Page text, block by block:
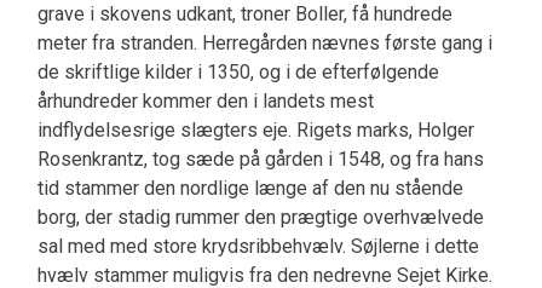
grave i skovens udkant, troner Boller, få hundrede
meter fra stranden. Herregården nævnes første gang i
de skriftlige kilder i 1350, og i de efterfølgende
århundreder kommer den i landets mest
indflydelsesrige slægters eje. Rigets marks, Holger
Rosenkrantz, tog sæde på gården i 1548, og fra hans
tid stammer den nordlige længe af den nu stående
borg, der stadig rummer den prægtige overhvælvede
sal med med store krydsribbehvælv. Søjlerne i dette
hvælv stammer muligvis fra den nedrevne Sejet Kirke.